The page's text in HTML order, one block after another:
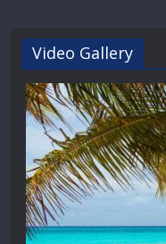
Video Gallery